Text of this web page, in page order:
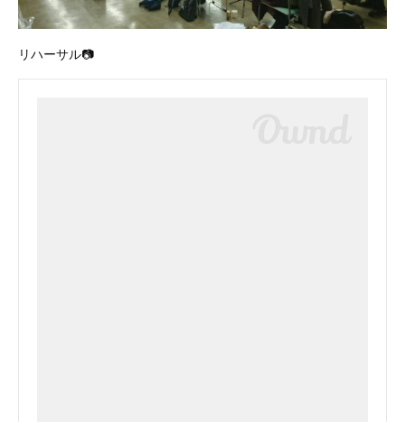
リハーサル📷